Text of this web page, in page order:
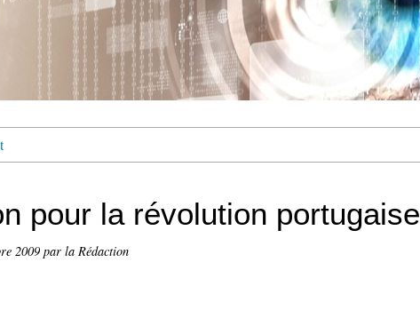
pour la révolution portugaise
2009 par la Rédaction